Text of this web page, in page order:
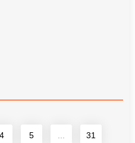
4 5 31